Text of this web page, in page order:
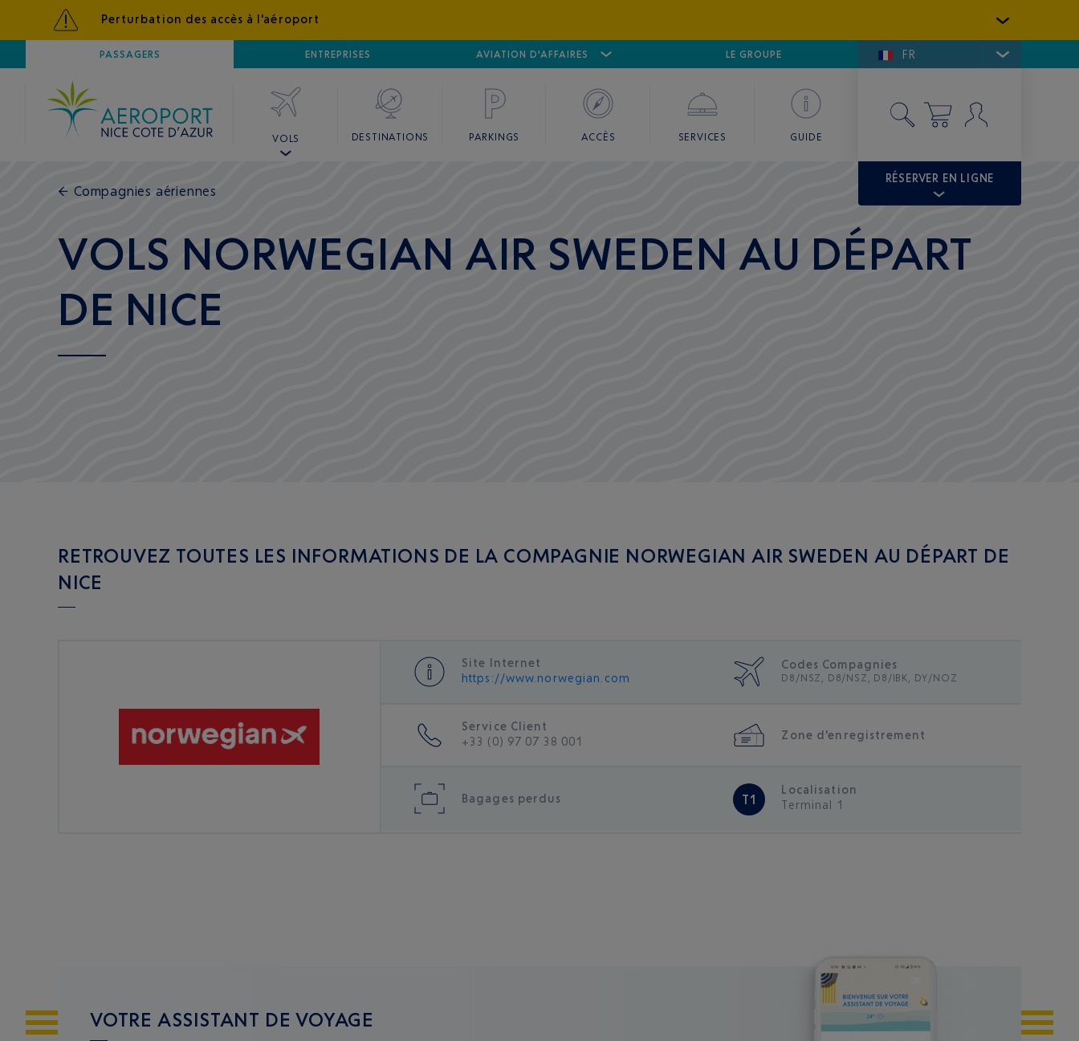
Perturbation des accès à l'aéroport
PASSAGERS ENTREPRISES AVIATION D'AFFAIRES
AÉROPORTNICE CÔTE D'AZUR AÉROPORT CANNES MANDELIEU GOLFE DE SAINT-TROPEZ
LE GROUPE FR
VOLS DESTINATIONS PARKINGS ACCÈS SERVICES GUIDE
RÉSERVER EN LIGNE
← Compagnies aériennes
VOLS NORWEGIAN AIR SWEDEN AU DÉPART
DE NICE
RETROUVEZ TOUTES LES INFORMATIONS DE LA COMPAGNIE NORWEGIAN AIR SWEDEN AU DÉPART DE
NICE
Site Internet
https://www.norwegian.com
Codes Compagnies
D8/NSZ, D8/NSZ, D8/IBK, DY/NOZ
Service Client
+33 (0) 97 07 38 001
Zone d'enregistrement
Bagages perdus T1
Localisation
Terminal 1
VOTRE ASSISTANT DE VOYAGE